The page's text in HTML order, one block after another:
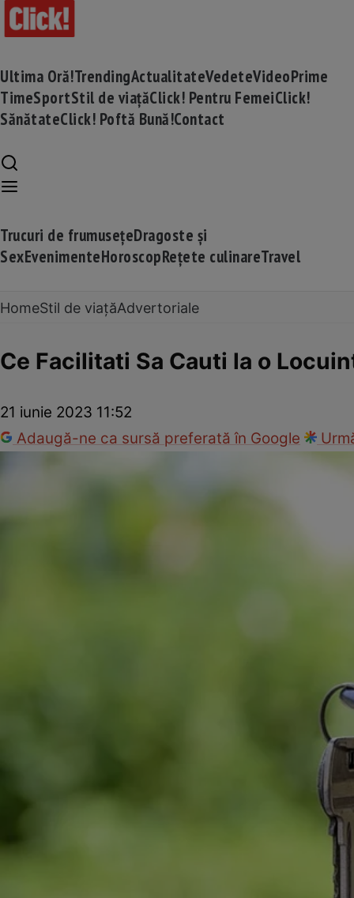
Ultima Oră!TrendingActualitateVedeteVideoPrime
TimeSportStil de viațăClick! Pentru FemeiClick!
SănătateClick! Poftă Bună!Contact
Trucuri de frumusețeDragoste și
SexEvenimenteHoroscopRețete culinareTravel
HomeStil de viațăAdvertoriale
Ce Facilitati Sa Cauti la o
21 iunie 2023 11:52
Adaugă-ne ca sursă preferată în Google